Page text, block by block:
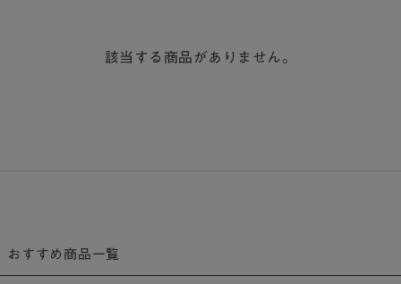
該当する商品がありません。
おすすめ商品一覧